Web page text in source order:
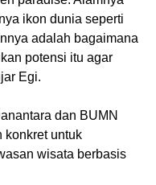
ikon dunia seperti
adalah bagaimana
potensi itu agar
Egi.
dan BUMN
konkret untuk
wisata berbasis